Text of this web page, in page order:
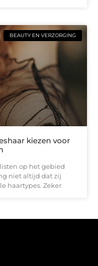
BEAUTY EN VERZORGING
kiezen voor
op het gebied
niet altijd dat zij
haartypes. Zeker